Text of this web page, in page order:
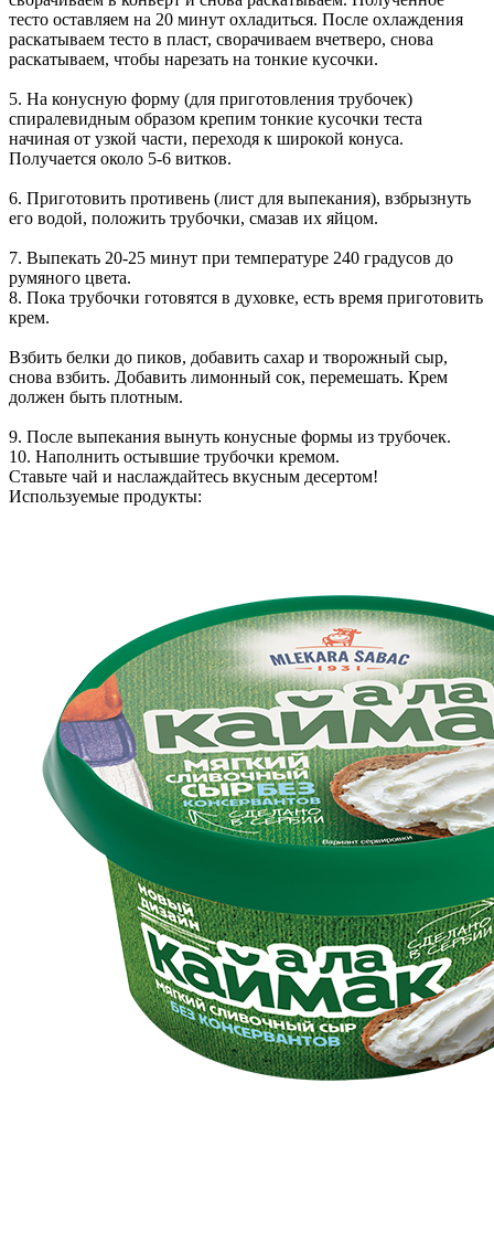
тесто оставляем на 20 минут охладиться. После охлаждения
раскатываем тесто в пласт, сворачиваем вчетверо, снова
раскатываем, чтобы нарезать на тонкие кусочки.
5. На конусную форму (для приготовления трубочек)
спиралевидным образом крепим тонкие кусочки теста
начиная от узкой части, переходя к широкой конуса.
Получается около 5-6 витков.
6. Приготовить противень (лист для выпекания), взбрызнуть
его водой, положить трубочки, смазав их яйцом.
7. Выпекать 20-25 минут при температуре 240 градусов до
румяного цвета.
8. Пока трубочки готовятся в духовке, есть время приготовить
крем.
Взбить белки до пиков, добавить сахар и творожный сыр,
снова взбить. Добавить лимонный сок, перемешать. Крем
должен быть плотным.
9. После выпекания вынуть конусные формы из трубочек.
10. Наполнить остывшие трубочки кремом.
Ставьте чай и наслаждайтесь вкусным десертом!
Используемые продукты: